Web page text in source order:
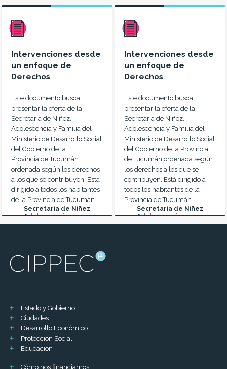
Intervenciones desde
un enfoque de
Derechos
Este documento busca
presentar la oferta de la
Secretaría de Niñez,
Adolescencia y Familia del
Ministerio de Desarrollo Social
del Gobierno de la
Provincia de Tucumán
ordenada según los derechos
a los que se contribuyen. Está
dirigido a todos los habitantes
de la Provincia de Tucumán.
Secretaría de Niñez
Adolescencia
...
Intervenciones desde
un enfoque de
Derechos
Este documento busca
presentar la oferta de la
Secretaría de Niñez,
Adolescencia y Familia del
Ministerio de Desarrollo Social
del Gobierno de la Provincia
de Tucumán ordenada según
los derechos a los que se
contribuyen. Está dirigido a
todos los habitantes de la
Provincia de Tucumán.
Secretaría de Niñez
Adolescencia
...
Estado y Gobierno
Ciudades
Desarrollo Económico
Protección Social
Educación
Cómo nos financiamos